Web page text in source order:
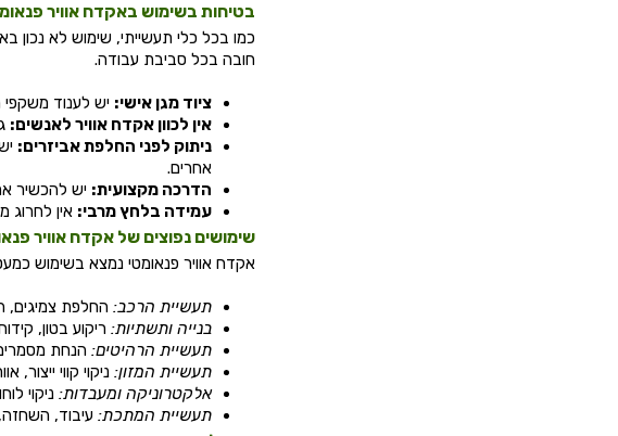
בטיחות בשימוש באקדח אוויר
כמו בכל כלי תעשייתי, שימוש לא נכון
חובה בכל סביבת עבודה.
ציוד מגן אישי: יש לענוד משקפי
אין לכוון אקדח אוויר לאנשים:
ניתוק לפני החלפת אביזרים:
אחרים.
הדרכה מקצועית: יש להכשיר
עמידה בלחץ מרבי: אין לחרוג
שימושים נפוצים של אקדח אוויר
אקדח אוויר פנאומטי נמצא בשימוש
תעשיית הרכב: החלפת צמיגים,
בנייה ותשתיות: ריקוע בטון,
תעשיית הרהיטים: הנחת
תעשיית המזון: ניקוי קווי ייצור,
אלקטרוניקה ומעבדות: ניקוי
תעשיית המתכת: עיבוד, השחזה,